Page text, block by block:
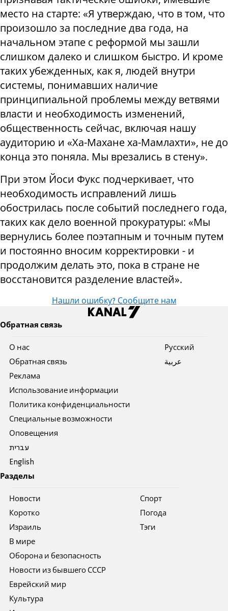
место на старте: «Я утверждаю, что в том, что
произошло за последние два года, на
начальном этапе с реформой мы зашли
слишком далеко и слишком быстро. И кроме
таких убежденных, как я, людей внутри
системы, понимавших наличие
принципиальной проблемы между ветвями
власти и необходимость изменений,
общественность сейчас, включая нашу
аудиторию и «Ха-Махане ха-Мамлахти», не до
конца это поняла. Мы врезались в стену».
При этом Йоси Фукс подчеркивает, что
необходимость исправлений лишь
обострилась после событий последнего года,
таких как дело военной прокуратуры: «Мы
вернулись более поэтапным и точным путем
и постоянно вносим корректировки - и
продолжим делать это, пока в стране не
восстановится разделение властей».
Нашли ошибку? Сообщите нам
Обратная связь
О нас
Обратная связь
Реклама
Использование информации
Политика конфиденциальности
Специальные возможности
Оповещения
עברית
English
Pусский
عربية
Разделы
Новости
Коротко
Израиль
В мире
Оборона и безопасность
Новости из бывшего СССР
Еврейский мир
Культура
Спорт
Погода
Тэги